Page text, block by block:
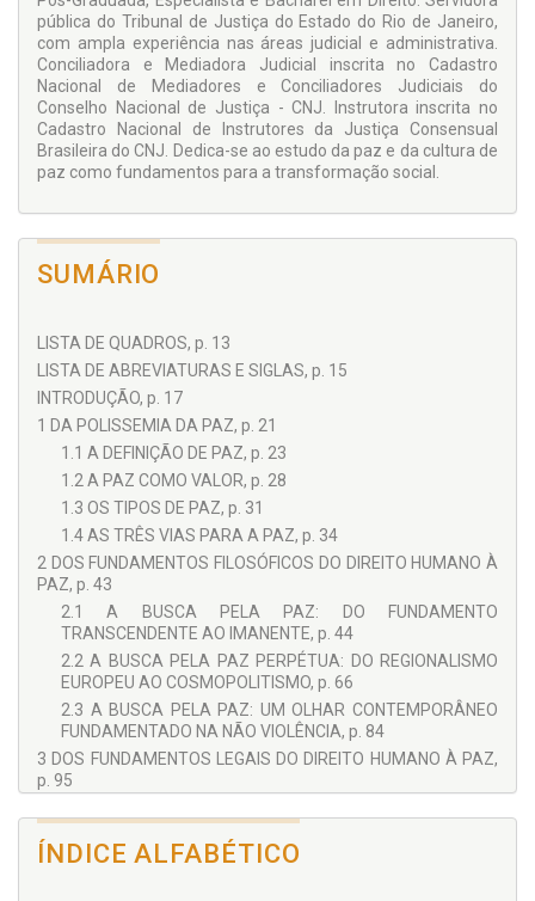
da paz e do direito à paz. Ao final, aborda a teoria inovadora
do jurista Paulo Bonavides, que propõe a trasladação do
direito à paz da terceira para a quinta geração de direitos
fundamentais, com vistas à sua plena universalização.
pública do Tribunal de Justiça do Estado do Rio de Janeiro,
com ampla experiência nas áreas judicial e administrativa.
Conciliadora e Mediadora Judicial inscrita no Cadastro
Nacional de Mediadores e Conciliadores Judiciais do
Conselho Nacional de Justiça - CNJ. Instrutora inscrita no
Cadastro Nacional de Instrutores da Justiça Consensual
Brasileira do CNJ. Dedica-se ao estudo da paz e da cultura de
paz como fundamentos para a transformação social.
SUMÁRIO
LISTA DE QUADROS, p. 13
LISTA DE ABREVIATURAS E SIGLAS, p. 15
INTRODUÇÃO, p. 17
1 DA POLISSEMIA DA PAZ, p. 21
1.1 A DEFINIÇÃO DE PAZ, p. 23
1.2 A PAZ COMO VALOR, p. 28
1.3 OS TIPOS DE PAZ, p. 31
1.4 AS TRÊS VIAS PARA A PAZ, p. 34
2 DOS FUNDAMENTOS FILOSÓFICOS DO DIREITO HUMANO À
PAZ, p. 43
2.1 A BUSCA PELA PAZ: DO FUNDAMENTO
TRANSCENDENTE AO IMANENTE, p. 44
2.2 A BUSCA PELA PAZ PERPÉTUA: DO REGIONALISMO
EUROPEU AO COSMOPOLITISMO, p. 66
2.3 A BUSCA PELA PAZ: UM OLHAR CONTEMPORÂNEO
FUNDAMENTADO NA NÃO VIOLÊNCIA, p. 84
3 DOS FUNDAMENTOS LEGAIS DO DIREITO HUMANO À PAZ,
p. 95
DIREITOS HUMANOS, p. 96
3.2 A POSITIVAÇÃO DO DIREITO HUMANO À PAZ EM
ÍNDICE ALFABÉTICO